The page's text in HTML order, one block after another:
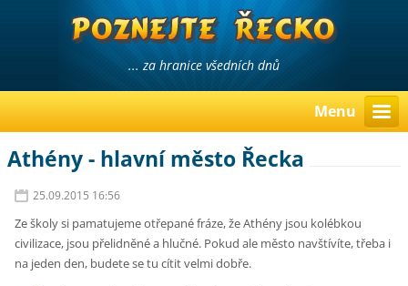
... za hranice všedních dnů
Menu
Athény - hlavní město Řecka
25.09.2015 16:56
Ze školy si pamatujeme otřepané fráze, že Athény jsou kolébkou
civilizace, jsou přelidněné a hlučné. Pokud ale město navštívíte, třeba i
na jeden den, budete se tu cítit velmi dobře.